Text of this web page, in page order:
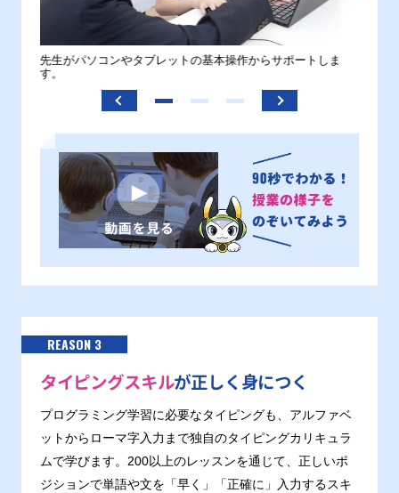
先生がパソコンやタブレットの基本操作からサポートしま
す。
REASON 3
タイピングスキルが正しく身につく
プログラミング学習に必要なタイピングも、アルファベ
ットからローマ字入力まで独自のタイピングカリキュラ
ムで学びます。200以上のレッスンを通じて、正しいポ
ジションで単語や文を「早く」「正確に」入力するスキ